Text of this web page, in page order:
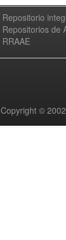
Repositorio
Repositorios de
RRAAE
Copyright ©